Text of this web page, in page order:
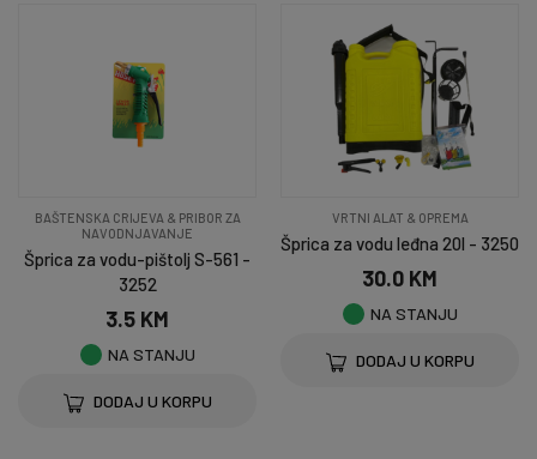
BAŠTENSKA CRIJEVA & PRIBOR ZA
NAVODNJAVANJE
Šprica za vodu-pištolj S-561 -
3252
3.5 KM
NA STANJU
DODAJ U KORPU
VRTNI ALAT & OPREMA
Šprica za vodu leđna 20l - 3250
30.0 KM
NA STANJU
DODAJ U KORPU